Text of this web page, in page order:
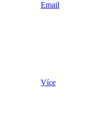
Email
Více